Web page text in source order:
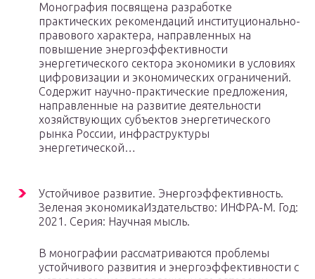
Монография посвящена разработке
практических рекомендаций институционально-
правового характера, направленных на
повышение энергоэффективности
энергетического сектора экономики в условиях
цифровизации и экономических ограничений.
Содержит научно-практические предложения,
направленные на развитие деятельности
хозяйствующих субъектов энергетического
рынка России, инфраструктуры
энергетической…
Устойчивое развитие. Энергоэффективность.
Зеленая экономикаИздательство: ИНФРА-М. Год:
2021. Серия: Научная мысль.
В монографии рассматриваются проблемы
устойчивого развития и энергоэффективности с